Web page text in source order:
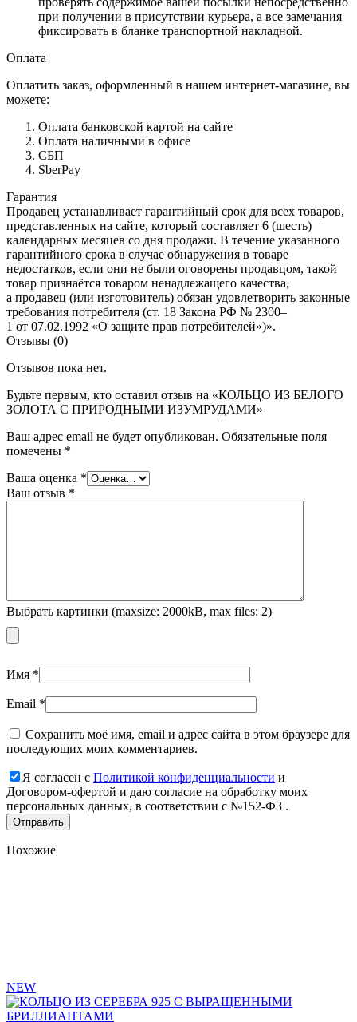
при получении в присутствии курьера, а все замечания
фиксировать в бланке транспортной накладной.
Оплата
Оплатить заказ, оформленный в нашем интернет-магазине, вы
можете:
Оплата банковской картой на сайте
Оплата наличными в офисе
СБП
SberPay
Гарантия
Продавец устанавливает гарантийный срок для всех товаров,
представленных на сайте, который составляет 6 (шесть)
календарных месяцев со дня продажи. В течение указанного
гарантийного срока в случае обнаружения в товаре
недостатков, если они не были оговорены продавцом, такой
товар признаётся товаром ненадлежащего качества,
а продавец (или изготовитель) обязан удовлетворить законные
требования потребителя (ст. 18 Закона РФ № 2300–
1 от 07.02.1992 «О защите прав потребителей»)».
Отзывы (0)
Отзывов пока нет.
Будьте первым, кто оставил отзыв на «КОЛЬЦО ИЗ БЕЛОГО
ЗОЛОТА С ПРИРОДНЫМИ ИЗУМРУДАМИ»
Ваш адрес email не будет опубликован. Обязательные поля
помечены *
Ваша оценка *
Ваш отзыв *
Выбрать картинки (maxsize: 2000kB, max files: 2)
Имя *
Email *
Сохранить моё имя, email и адрес сайта в этом браузере для
последующих моих комментариев.
Я согласен с Политикой конфиденциальности и
Договором-офертой и даю согласие на обработку моих
персональных данных, в соответствии с №152-ФЗ .
Похожие
NEW